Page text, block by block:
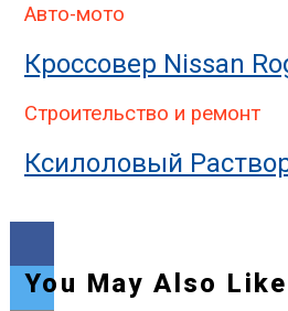
Авто-мото
Кроссовер Nissan
Строительство и ремонт
Ксилоловый
You May Also Like